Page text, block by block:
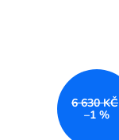
6 630 KČ
–1 %